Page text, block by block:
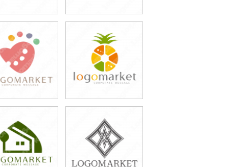
49,800円
(税込54,780円)
49,800円
(税込54,780円)
49,800円
(税込54,780円)
49,800円
(税込54,780円)